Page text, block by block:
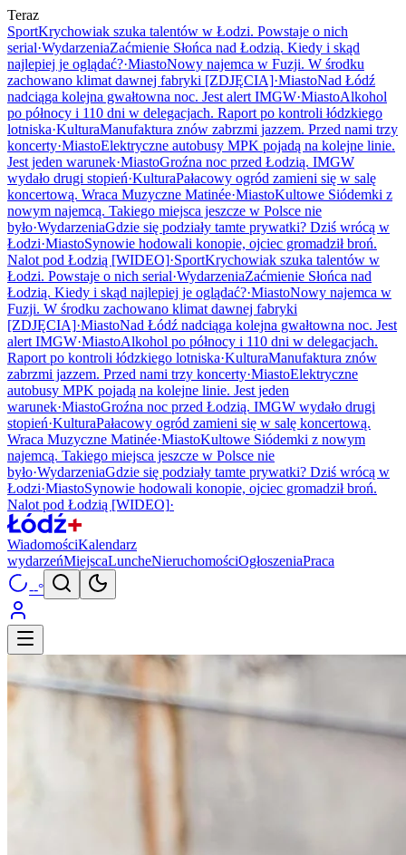
Teraz
SportKrychowiak szuka talentów w Łodzi. Powstaje o nich
serial·WydarzeniaZaćmienie Słońca nad Łodzią. Kiedy i skąd
najlepiej je oglądać?·MiastoNowy najemca w Fuzji. W środku
zachowano klimat dawnej fabryki [ZDJĘCIA]·MiastoNad Łódź
nadciąga kolejna gwałtowna noc. Jest alert IMGW·MiastoAlkohol
po północy i 110 dni w delegacjach. Raport po kontroli łódzkiego
lotniska·KulturaManufaktura znów zabrzmi jazzem. Przed nami trzy
koncerty·MiastoElektryczne autobusy MPK pojadą na kolejne linie.
Jest jeden warunek·MiastoGroźna noc przed Łodzią. IMGW
wydało drugi stopień·KulturaPałacowy ogród zamieni się w salę
koncertową. Wraca Muzyczne Matinée·MiastoKultowe Siódemki z
nowym najemcą. Takiego miejsca jeszcze w Polsce nie
było·WydarzeniaGdzie się podziały tamte prywatki? Dziś wrócą w
Łodzi·MiastoSynowie hodowali konopie, ojciec gromadził broń.
Nalot pod Łodzią [WIDEO]·SportKrychowiak szuka talentów w
Łodzi. Powstaje o nich serial·WydarzeniaZaćmienie Słońca nad
Łodzią. Kiedy i skąd najlepiej je oglądać?·MiastoNowy najemca w
Fuzji. W środku zachowano klimat dawnej fabryki
[ZDJĘCIA]·MiastoNad Łódź nadciąga kolejna gwałtowna noc. Jest
alert IMGW·MiastoAlkohol po północy i 110 dni w delegacjach.
Raport po kontroli łódzkiego lotniska·KulturaManufaktura znów
zabrzmi jazzem. Przed nami trzy koncerty·MiastoElektryczne
autobusy MPK pojadą na kolejne linie. Jest jeden
warunek·MiastoGroźna noc przed Łodzią. IMGW wydało drugi
stopień·KulturaPałacowy ogród zamieni się w salę koncertową.
Wraca Muzyczne Matinée·MiastoKultowe Siódemki z nowym
najemcą. Takiego miejsca jeszcze w Polsce nie
było·WydarzeniaGdzie się podziały tamte prywatki? Dziś wrócą w
Łodzi·MiastoSynowie hodowali konopie, ojciec gromadził broń.
Nalot pod Łodzią [WIDEO]·
WiadomościKalendarz
wydarzeńMiejscaLuncheNieruchomościOgłoszeniaPraca
--°